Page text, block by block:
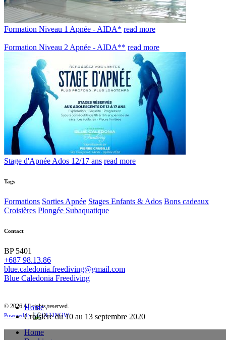
Home/
Croisière du 10 au 13 septembre 2020
Formation Niveau 1 Apnée - AIDA* read more
Formation Niveau 2 Apnée - AIDA** read more
Stage d'Apnée Ados 12/17 ans read more
Tags
Formations Sorties Apnée Stages Enfants & Ados Bons cadeaux
Croisières Plongée Subaquatique
Contact
BP 5401
+687 98.13.86
blue.caledonia.freediving@gmail.com
Blue Caledonia Freediving
© 2026 All rights reserved.
Powered by
Home